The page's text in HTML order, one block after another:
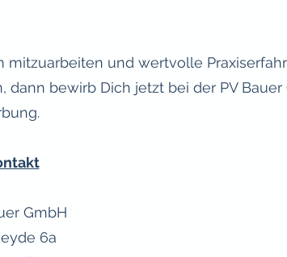
und wertvolle
bewirb Dich jetzt bei der PV Bauer
GmbH
6a